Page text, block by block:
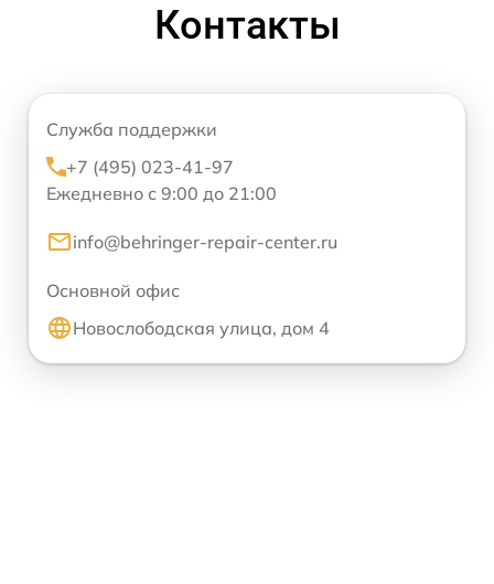
Контакты
Служба поддержки
+7 (495) 023-41-97
Ежедневно с 9:00 до 21:00
info@behringer-repair-center.ru
Основной офис
Новослободская улица, дом 4